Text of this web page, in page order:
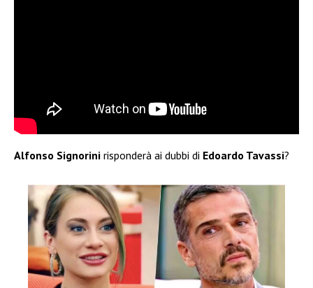
Alfonso Signorini risponderà ai dubbi di Edoardo Tavassi?